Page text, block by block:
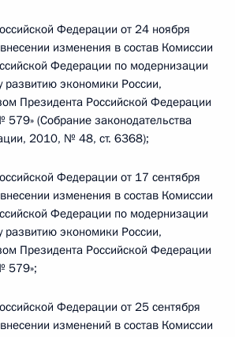
Федерации от 24 ноября
изменения в состав Комиссии
Федерации по модернизации
развитию экономики России,
Президента Российской Федерации
(Собрание законодательства
2010, № 48, ст. 6368);
Федерации от 17 сентября
изменения в состав Комиссии
Федерации по модернизации
развитию экономики России,
Президента Российской Федерации
579»;
Федерации от 25 сентября
изменений в состав Комиссии